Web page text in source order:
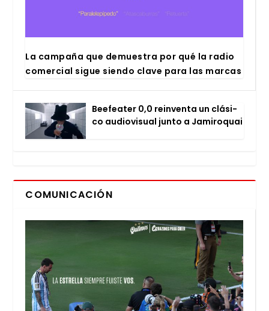
La cam­pa­ña que demues­tra por qué la radio
comer­cial sigue sien­do cla­ve para las mar­cas
Bee­fea­ter 0,0 rein­ven­ta un clá­si­
co audio­vi­sual jun­to a Jami­ro­quai
COMUNICACIÓN